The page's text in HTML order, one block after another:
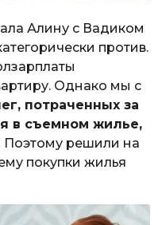
Алину с Вадиком
против.
Однако мы с
потраченных за
в съемном жилье,
Поэтому решили на
покупки жилья